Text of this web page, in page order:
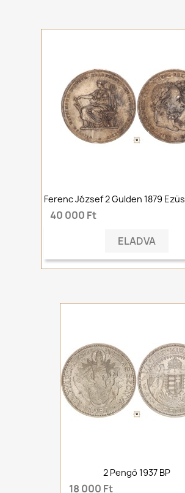
Ferenc József 2 Gulden 1879
40 000 Ft
ELADVA
2 Pengő 1937 BP
18 000 Ft